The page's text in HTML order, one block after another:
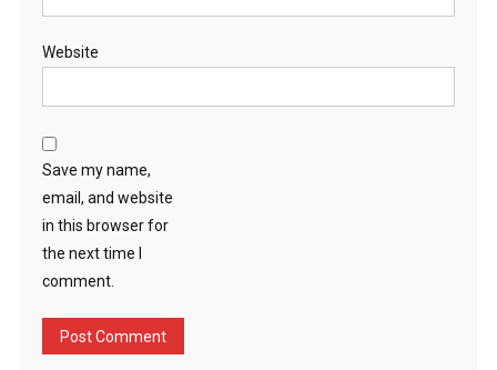
Website
Save my name,
email, and website
in this browser for
the next time I
comment.